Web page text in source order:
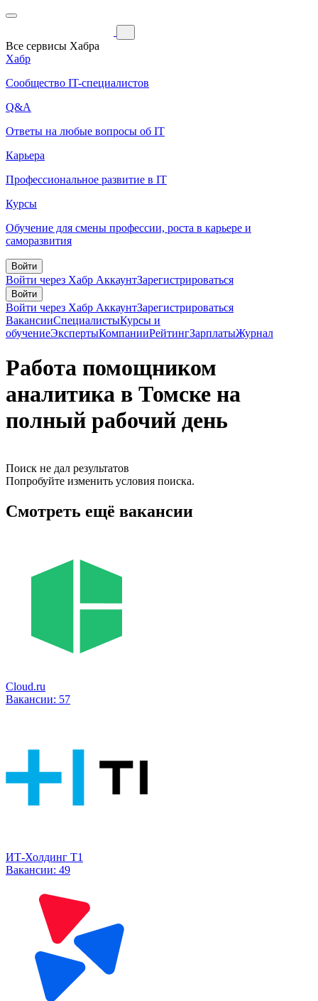
Все сервисы Хабра
Хабр
Сообщество IT-специалистов
Q&A
Ответы на любые вопросы об IT
Карьера
Профессиональное развитие в IT
Курсы
Обучение для смены профессии, роста в карьере и
саморазвития
Войти
Войти через Хабр АккаунтЗарегистрироваться
Войти
Войти через Хабр АккаунтЗарегистрироваться
ВакансииСпециалистыКурсы и
обучениеЭкспертыКомпанииРейтингЗарплатыЖурнал
Работа помощником
аналитика в Томске на
полный рабочий день
Поиск не дал результатов
Попробуйте изменить условия поиска.
Смотреть ещё вакансии
Cloud.ru
Вакансии: 57
ИТ-Холдинг Т1
Вакансии: 49